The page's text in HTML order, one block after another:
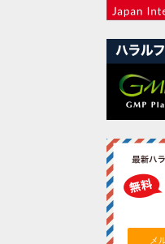
メ